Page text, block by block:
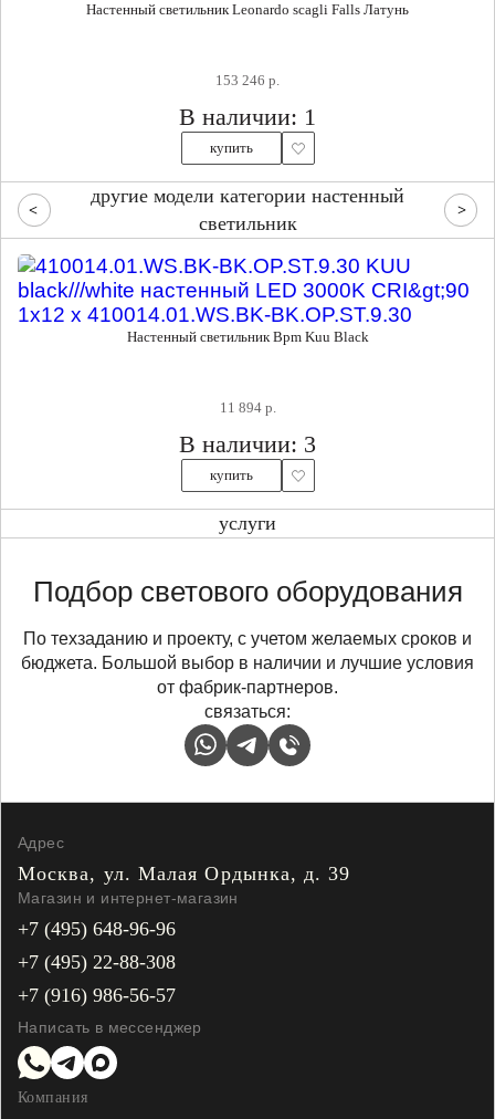
Настенный светильник Leonardo scagli Falls Латунь
153 246 р.
В наличии: 1
купить
другие модели категории настенный
светильник
Настенный светильник Bpm Kuu Black
11 894 р.
В наличии: 3
купить
услуги
Подбор светового оборудования
По техзаданию и проекту, с учетом желаемых сроков и
бюджета. Большой выбор в наличии и лучшие условия
от фабрик-партнеров.
связаться:
Адрес
Москва, ул. МалаяОрдынка, д. 39
Магазин и интернет-магазин
+7 (495) 648-96-96
+7 (495) 22-88-308
+7 (916) 986-56-57
Написать в мессенджер
Компания